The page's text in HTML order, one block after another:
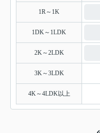
1R～1K
1DK～1LDK
2K～2LDK
3K～3LDK
4K～4LDK以上